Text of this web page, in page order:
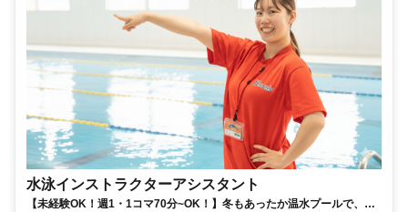
水泳インストラクターアシスタント
【未経験OK！週1・1コマ70分~OK！】冬もあったか温水プールで、子